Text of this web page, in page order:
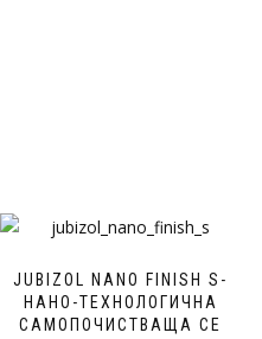
JUBIZOL NANO FINISH S-
НАНО-ТЕХНОЛОГИЧНА
САМОПОЧИСТВАЩА СЕ